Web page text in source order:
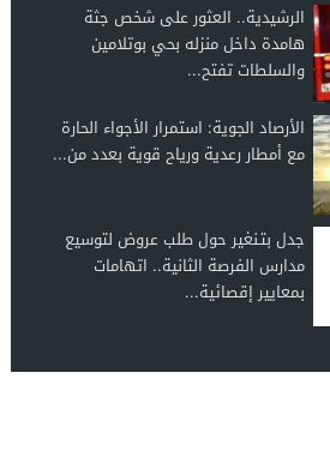
الرشيدية.. العثور على شخص جثة
هامدة داخل منزله بحي بوتلامين
والسلطات تفتح...
الأرصاد الجوية: استمرار الأجواء الحارة
مع أمطار رعدية ورياح قوية بعدد من...
جدل بتـنغير حول طلب عروض لتوسيع
مدارس الفرصة الثانية.. اتهامات
بمعايير إقصائية...